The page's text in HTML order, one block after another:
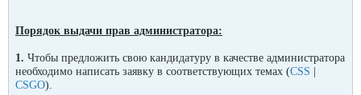
Порядок выдачи прав администратора:
1. Чтобы предложить свою кандидатуру в качестве администратора
необходимо написать заявку в соответствующих темах (CSS |
CSGO).